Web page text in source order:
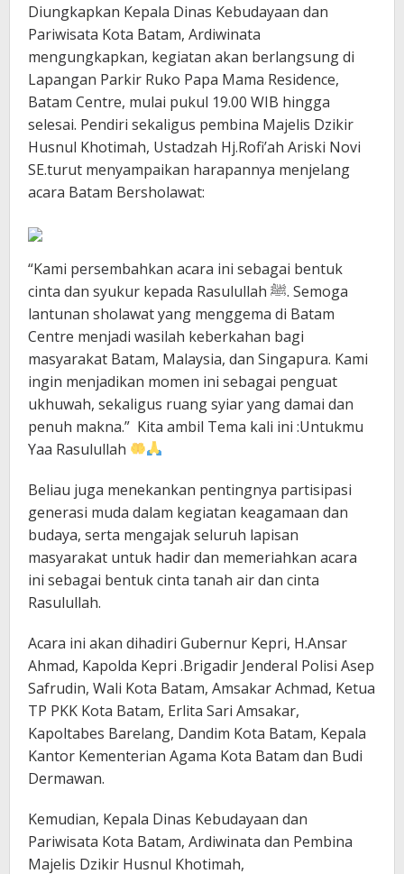
Diungkapkan Kepala Dinas Kebudayaan dan
Pariwisata Kota Batam, Ardiwinata
mengungkapkan, kegiatan akan berlangsung di
Lapangan Parkir Ruko Papa Mama Residence,
Batam Centre, mulai pukul 19.00 WIB hingga
selesai. Pendiri sekaligus pembina Majelis Dzikir
Husnul Khotimah, Ustadzah Hj.Rofi’ah Ariski Novi
SE.turut menyampaikan harapannya menjelang
acara Batam Bersholawat:
“Kami persembahkan acara ini sebagai bentuk
cinta dan syukur kepada Rasulullah ﷺ. Semoga
lantunan sholawat yang menggema di Batam
Centre menjadi wasilah keberkahan bagi
masyarakat Batam, Malaysia, dan Singapura. Kami
ingin menjadikan momen ini sebagai penguat
ukhuwah, sekaligus ruang syiar yang damai dan
penuh makna.” Kita ambil Tema kali ini :Untukmu
Yaa Rasulullah
Beliau juga menekankan pentingnya partisipasi
generasi muda dalam kegiatan keagamaan dan
budaya, serta mengajak seluruh lapisan
masyarakat untuk hadir dan memeriahkan acara
ini sebagai bentuk cinta tanah air dan cinta
Rasulullah.
Acara ini akan dihadiri Gubernur Kepri, H.Ansar
Ahmad, Kapolda Kepri .Brigadir Jenderal Polisi Asep
Safrudin, Wali Kota Batam, Amsakar Achmad, Ketua
TP PKK Kota Batam, Erlita Sari Amsakar,
⁠Kapoltabes Barelang, Dandim Kota Batam, Kepala
Kantor Kementerian Agama Kota Batam dan Budi
Dermawan.
Kemudian, Kepala Dinas Kebudayaan dan
Pariwisata Kota Batam, Ardiwinata dan Pembina
Majelis Dzikir Husnul Khotimah,